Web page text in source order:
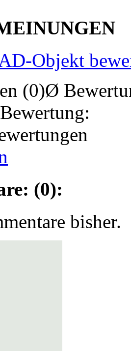
Objekt
(0)Ø
(0):
bisher.